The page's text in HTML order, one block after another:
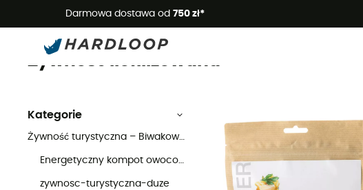
Darmowa dostawa od 750 zł* Letnie promocje
Żywność turystyczna – Biwakowanie, trail, trekking
Żywność liofilizowana
Kategorie
Żywność turystyczna – Biwakowanie, trail, trekking
zywnosc-turystyczna-duze